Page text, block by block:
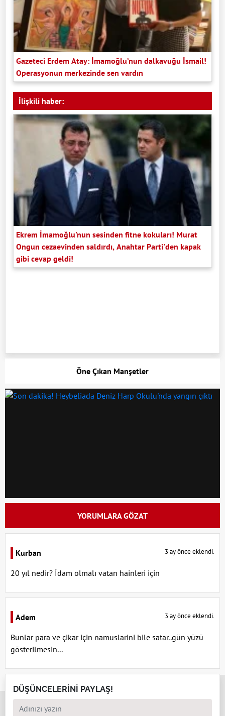
Gazeteci Erdem Atay: İmamoğlu’nun dalkavuğu İsmail!
Operasyonun merkezinde sen vardın
İlişkili haber:
Ekrem İmamoğlu'nun sesinden fitne kokuları! Murat
Ongun cezaevinden saldırdı, Anahtar Parti'den kapak
gibi cevap geldi!
Öne Çıkan Manşetler
YORUMLARA GÖZAT
Kurban 3 ay önce eklendi.
20 yıl nedir? İdam olmalı vatan hainleri için
Adem 3 ay önce eklendi.
Bunlar para ve çikar için namuslarini bile satar..gün yüzü
gōsterilmesin...
DÜŞÜNCELERİNİ PAYLAŞ!